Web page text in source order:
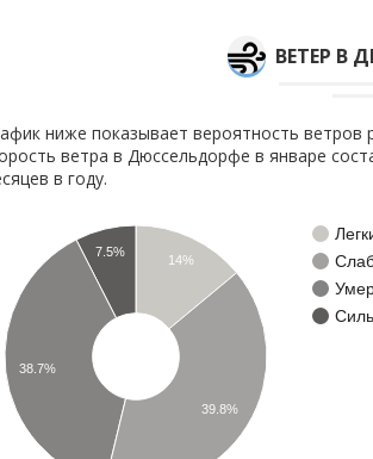
ВЕТЕР В
ниже показывает вероятность ветров
ветра в Дюссельдорфе в январе
в году.
14%
7.5%
38.7%
39.8%